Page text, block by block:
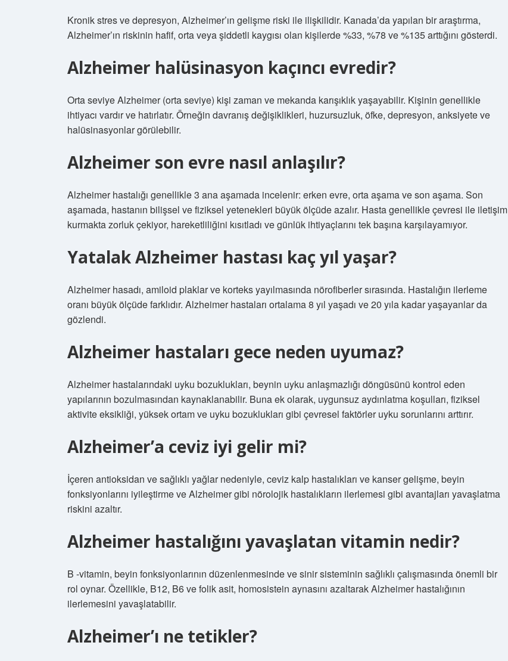
Kronik stres ve depresyon, Alzheimer’ın gelişme riski ile ilişkilidir. Kanada’da yapılan bir araştırma,
Alzheimer’ın riskinin hafif, orta veya şiddetli kaygısı olan kişilerde %33, %78 ve %135 arttığını gösterdi.
Alzheimer halüsinasyon kaçıncı evredir?
Orta seviye Alzheimer (orta seviye) kişi zaman ve mekanda karışıklık yaşayabilir. Kişinin genellikle
ihtiyacı vardır ve hatırlatır. Örneğin davranış değişiklikleri, huzursuzluk, öfke, depresyon, anksiyete ve
halüsinasyonlar görülebilir.
Alzheimer son evre nasıl anlaşılır?
Alzheimer hastalığı genellikle 3 ana aşamada incelenir: erken evre, orta aşama ve son aşama. Son
aşamada, hastanın bilişsel ve fiziksel yetenekleri büyük ölçüde azalır. Hasta genellikle çevresi ile iletişim
kurmakta zorluk çekiyor, hareketliliğini kısıtladı ve günlük ihtiyaçlarını tek başına karşılayamıyor.
Yatalak Alzheimer hastası kaç yıl yaşar?
Alzheimer hasadı, amiloid plaklar ve korteks yayılmasında nörofiberler sırasında. Hastalığın ilerleme
oranı büyük ölçüde farklıdır. Alzheimer hastaları ortalama 8 yıl yaşadı ve 20 yıla kadar yaşayanlar da
gözlendi.
Alzheimer hastaları gece neden uyumaz?
Alzheimer hastalarındaki uyku bozuklukları, beynin uyku anlaşmazlığı döngüsünü kontrol eden
yapılarının bozulmasından kaynaklanabilir. Buna ek olarak, uygunsuz aydınlatma koşulları, fiziksel
aktivite eksikliği, yüksek ortam ve uyku bozuklukları gibi çevresel faktörler uyku sorunlarını arttırır.
Alzheimer’a ceviz iyi gelir mi?
İçeren antioksidan ve sağlıklı yağlar nedeniyle, ceviz kalp hastalıkları ve kanser gelişme, beyin
fonksiyonlarını iyileştirme ve Alzheimer gibi nörolojik hastalıkların ilerlemesi gibi avantajları yavaşlatma
riskini azaltır.
Alzheimer hastalığını yavaşlatan vitamin nedir?
B -vitamin, beyin fonksiyonlarının düzenlenmesinde ve sinir sisteminin sağlıklı çalışmasında önemli bir
rol oynar. Özellikle, B12, B6 ve folik asit, homosistein aynasını azaltarak Alzheimer hastalığının
ilerlemesini yavaşlatabilir.
Alzheimer’ı ne tetikler?